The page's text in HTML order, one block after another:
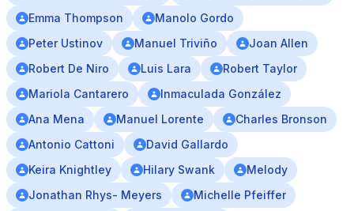
Emma Thompson
Manolo Gordo
Peter Ustinov
Manuel Triviño
Joan Allen
Robert De Niro
Luis Lara
Robert Taylor
Mariola Cantarero
Inmaculada González
Ana Mena
Manuel Lorente
Charles Bronson
Antonio Cattoni
David Gallardo
Keira Knightley
Hilary Swank
Melody
Jonathan Rhys- Meyers
Michelle Pfeiffer